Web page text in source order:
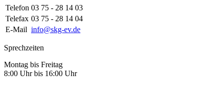
Telefon 03 75 - 28 14 03
Telefax 03 75 - 28 14 04
E-Mail info@skg-ev.de
Sprechzeiten
Montag bis Freitag
8:00 Uhr bis 16:00 Uhr